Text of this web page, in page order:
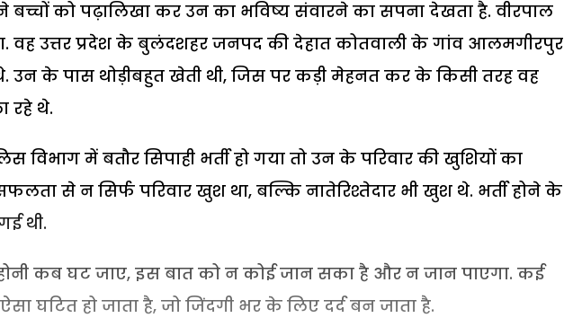
को पढ़ालिखा कर उन का भविष्य संवारने का सपना देखता है. वीरपाल
वह उत्तर प्रदेश के बुलंदशहर जनपद की देहात कोतवाली के गांव आलमगीरपुर
उन के पास थोड़ीबहुत खेती थी, जिस पर कड़ी मेहनत कर के किसी तरह वह
रहे थे.
विभाग में बतौर सिपाही भर्ती हो गया तो उन के परिवार की खुशियों का
से न सिर्फ परिवार खुश था, बल्कि नातेरिश्तेदार भी खुश थे. भर्ती होने के
थी.
कब घट जाए, इस बात को न कोई जान सका है और न जान पाएगा. कई
घटित हो जाता है, जो जिंदगी भर के लिए दर्द बन जाता है.